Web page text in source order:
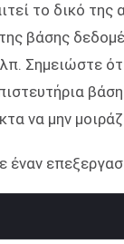
το δικό της
βάσης
Σημειώστε
να μην
έναν